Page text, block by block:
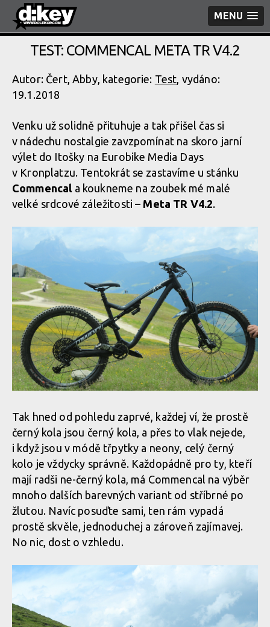
MENU
TEST: COMMENCAL META TR V4.2
Autor: Čert, Abby, kategorie: Test, vydáno:
19.1.2018
Venku už solidně přituhuje a tak přišel čas si
v nádechu nostalgie zavzpomínat na skoro jarní
výlet do Itošky na Eurobike Media Days
v Kronplatzu. Tentokrát se zastavíme u stánku
Commencal a koukneme na zoubek mé malé
velké srdcové záležitosti – Meta TR V4.2.
Tak hned od pohledu zaprvé, každej ví, že prostě
černý kola jsou černý kola, a přes to vlak nejede,
i když jsou v módě třpytky a neony, celý černý
kolo je vždycky správně. Každopádně pro ty, kteří
mají radši ne-černý kola, má Commencal na výběr
mnoho dalších barevných variant od stříbrné po
žlutou. Navíc posuďte sami, ten rám vypadá
prostě skvěle, jednoduchej a zároveň zajímavej.
No nic, dost o vzhledu.